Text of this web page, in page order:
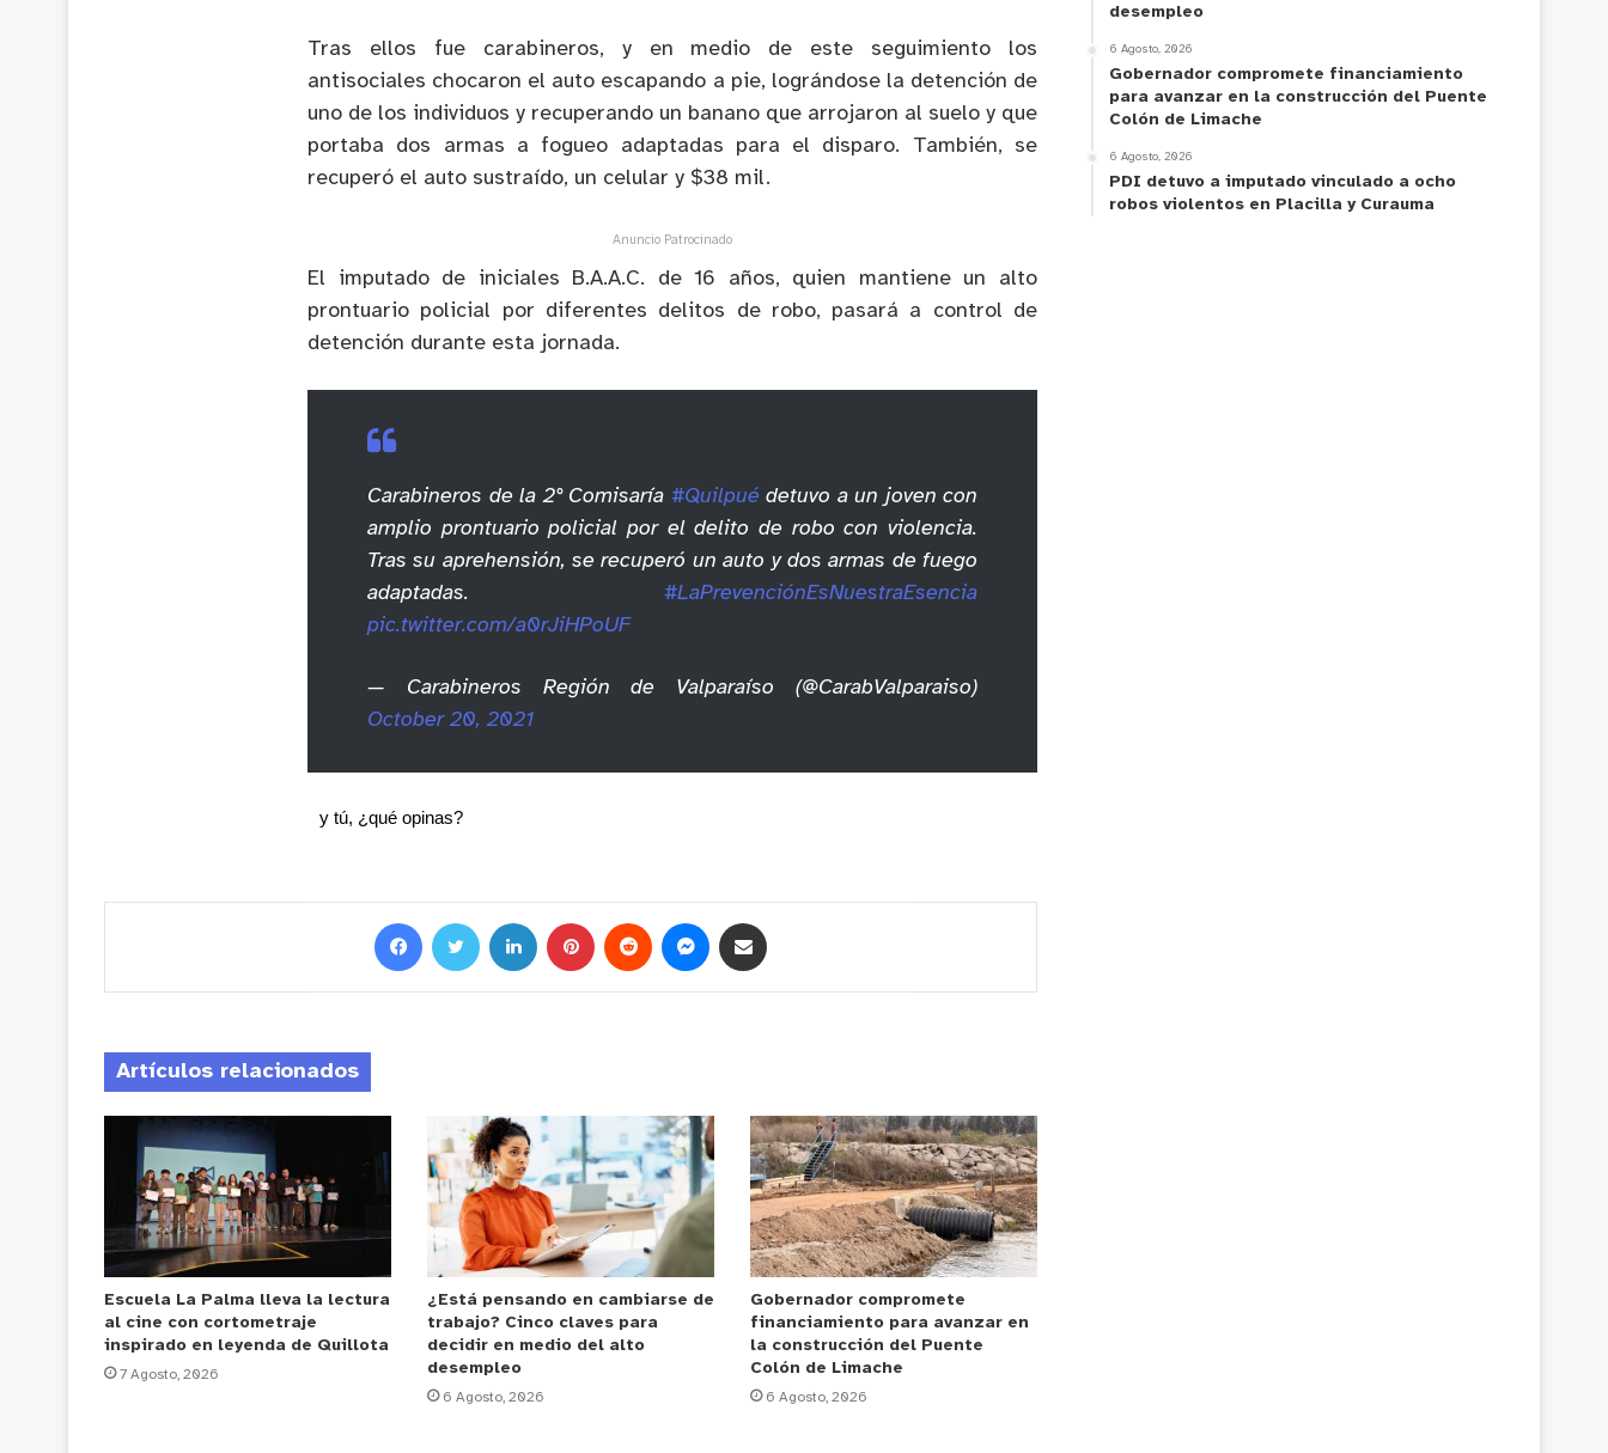
Tras ellos fue carabineros, y en medio de este seguimiento los
antisociales chocaron el auto escapando a pie, lográndose la detención de
uno de los individuos y recuperando un banano que arrojaron al suelo y que
portaba dos armas a fogueo adaptadas para el disparo. También, se
recuperó el auto sustraído, un celular y $38 mil.
Anuncio Patrocinado
El imputado de iniciales B.A.A.C. de 16 años, quien mantiene un alto
prontuario policial por diferentes delitos de robo, pasará a control de
detención durante esta jornada.
Carabineros de la 2° Comisaría #Quilpué detuvo a un joven con
amplio prontuario policial por el delito de robo con violencia.
Tras su aprehensión, se recuperó un auto y dos armas de fuego
adaptadas. #LaPrevenciónEsNuestraEsencia
pic.twitter.com/a0rJiHPoUF
— Carabineros Región de Valparaíso (@CarabValparaiso)
October 20, 2021
y tú, ¿qué opinas?
Artículos relacionados
Escuela La Palma lleva la lectura
al cine con cortometraje
inspirado en leyenda de Quillota
7 Agosto, 2026
¿Está pensando en cambiarse de
trabajo? Cinco claves para
decidir en medio del alto
desempleo
6 Agosto, 2026
Gobernador compromete
financiamiento para avanzar en
la construcción del Puente
Colón de Limache
6 Agosto, 2026
desempleo
6 Agosto, 2026
Gobernador compromete financiamiento
para avanzar en la construcción del Puente
Colón de Limache
6 Agosto, 2026
PDI detuvo a imputado vinculado a ocho
robos violentos en Placilla y Curauma